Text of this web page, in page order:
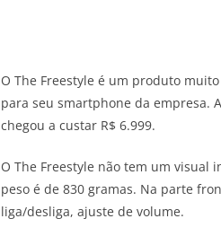
O The Freestyle é um produto
para seu smartphone da empresa.
chegou a custar R$ 6.999.
O The Freestyle não tem um visual
peso é de 830 gramas. Na parte
liga/desliga, ajuste de volume.